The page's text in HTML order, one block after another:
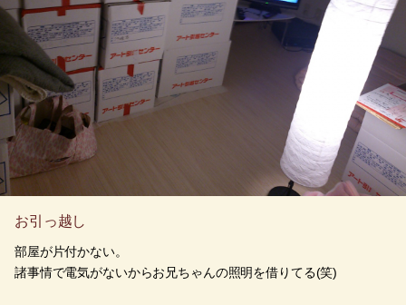
お引っ越し
部屋が片付かない。
諸事情で電気がないからお兄ちゃんの照明を借りてる(笑)